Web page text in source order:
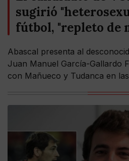
sugirió
fútbol, "repleto de
Abascal presenta al
Juan Manuel García-Gallardo
con Mañueco y Tudanca en